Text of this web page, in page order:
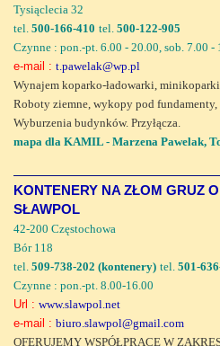
Tysiąclecia 32
tel. 500-166-410 tel. 500-122-905
Czynne : pon.-pt. 6.00 - 20.00, sob. 7.00 -
e-mail : t.pawelak@wp.pl
Wynajem koparko-ładowarki,
Roboty ziemne, wykopy pod
Wyburzenia budynków. Przyłącza.
mapa dla KAMIL - Marzena Pawelak,
KONTENERY NA ZŁOM GRUZ
SŁAWPOL
42-200 Częstochowa
Bór 118
tel. 509-738-202 (kontenery) tel. 501-
Czynne : pon.-pt. 8.00-16.00
Url : www.slawpol.net
e-mail : biuro.slawpol@gmail.com
OFERUJEMY WSPÓŁPRACĘ W